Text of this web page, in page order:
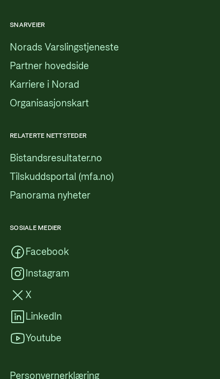
SNARVEIER
Norads Varslingstjeneste
Partner hovedside
Karriere i Norad
Organisasjonskart
RELATERTE NETTSTEDER
Bistandsresultater.no
Tilskuddsportal (mfa.no)
Panorama nyheter
SOSIALE MEDIER
Facebook
Instagram
X
LinkedIn
Youtube
Personvernerklæring